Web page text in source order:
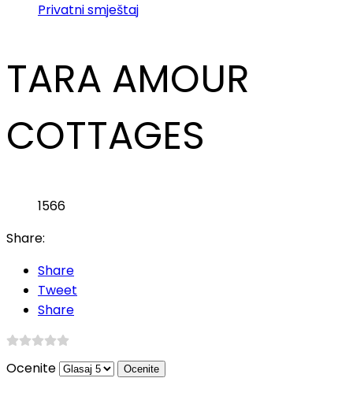
Privatni smještaj
TARA AMOUR
COTTAGES
1566
Share:
Share
Tweet
Share
Ocenite